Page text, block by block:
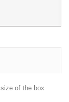
of the box